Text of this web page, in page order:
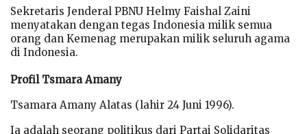
Sekretaris Jenderal PBNU Helmy Faishal Zaini
menyatakan dengan tegas Indonesia milik semua
orang dan Kemenag merupakan milik seluruh agama
di Indonesia.
Profil Tsmara Amany
Tsamara Amany Alatas (lahir 24 Juni 1996).
Ia adalah seorang politikus dari Partai Solidaritas